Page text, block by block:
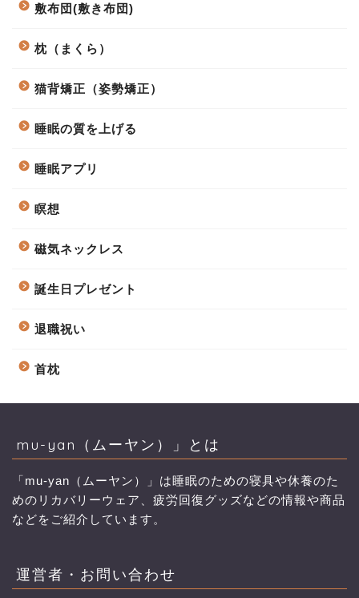
敷布団(敷き布団)
枕（まくら）
猫背矯正（姿勢矯正）
睡眠の質を上げる
睡眠アプリ
瞑想
磁気ネックレス
誕生日プレゼント
退職祝い
首枕
mu-yan（ムーヤン）」とは
「mu-yan（ムーヤン）」は睡眠のための寝具や休養のた
めのリカバリーウェア、疲労回復グッズなどの情報や商品
などをご紹介しています。
運営者・お問い合わせ